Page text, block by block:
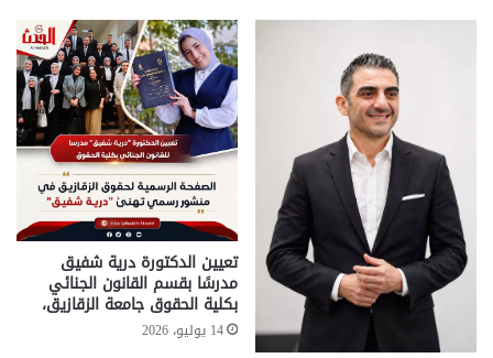
تعيين الدكتورة درية شفيق
مدرسًا بقسم القانون الجنائي
بكلية الحقوق جامعة الزقازيق،
14 يوليو، 2026